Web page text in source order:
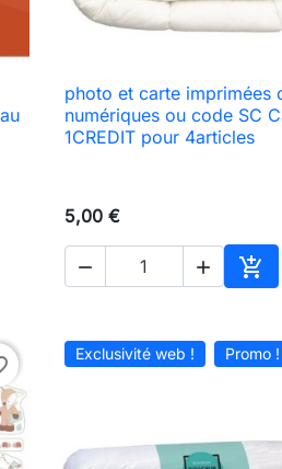
panier
 Aperçu rapide
photo et carte imprimées
numériques ou code SC
1CREDIT pour 4articles
5,00 €
  
Exclusivité web ! Promo !